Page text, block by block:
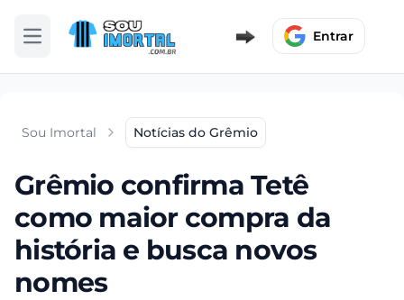
Abrir menu Entrar
Sou Imortal Notícias do Grêmio
Grêmio confirma Tetê
como maior compra da
história e busca novos
nomes